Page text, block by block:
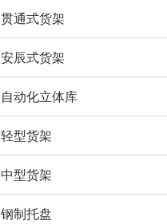
贯通式货架
安辰式货架
自动化立体库
轻型货架
中型货架
钢制托盘